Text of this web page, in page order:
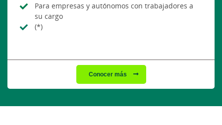
Para empresas y autónomos con trabajadores a
su cargo
(*)
Conocer más